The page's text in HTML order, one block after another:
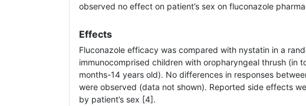
observed no effect on patient’s sex on fluconazole
Effects
Fluconazole efficacy was compared with nystatin in a
immunocomprised children with oropharyngeal thrush (in
months-14 years old). No differences in responses
were observed (data not shown). Reported side effects
by patient’s sex [4].